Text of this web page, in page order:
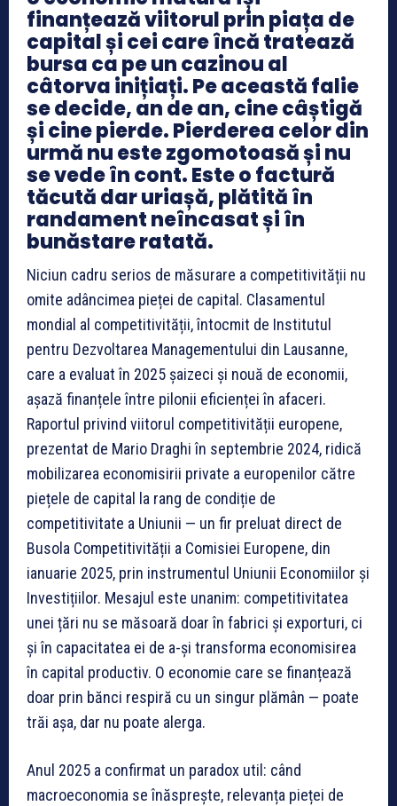
finanțează viitorul prin piața de
capital și cei care încă tratează
bursa ca pe un cazinou al
câtorva inițiați. Pe această falie
se decide, an de an, cine câștigă
și cine pierde. Pierderea celor din
urmă nu este zgomotoasă și nu
se vede în cont. Este o factură
tăcută dar uriașă, plătită în
randament neîncasat și în
bunăstare ratată.
Niciun cadru serios de măsurare a competitivității nu
omite adâncimea pieței de capital. Clasamentul
mondial al competitivității, întocmit de Institutul
pentru Dezvoltarea Managementului din Lausanne,
care a evaluat în 2025 șaizeci și nouă de economii,
așază finanțele între pilonii eficienței în afaceri.
Raportul privind viitorul competitivității europene,
prezentat de Mario Draghi în septembrie 2024, ridică
mobilizarea economisirii private a europenilor către
piețele de capital la rang de condiție de
competitivitate a Uniunii — un fir preluat direct de
Busola Competitivității a Comisiei Europene, din
ianuarie 2025, prin instrumentul Uniunii Economiilor și
Investițiilor. Mesajul este unanim: competitivitatea
unei țări nu se măsoară doar în fabrici și exporturi, ci
și în capacitatea ei de a-și transforma economisirea
în capital productiv. O economie care se finanțează
doar prin bănci respiră cu un singur plămân — poate
trăi așa, dar nu poate alerga.
Anul 2025 a confirmat un paradox util: când
macroeconomia se înăsprește, relevanța pieței de